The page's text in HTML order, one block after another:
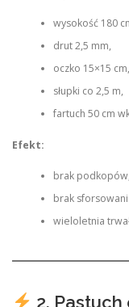
wysokość 180
drut 2,5 mm,
oczko 15×15 cm,
słupki co 2,5 m,
fartuch 50 cm
Efekt:
brak podkopów,
brak
wieloletnia
2.